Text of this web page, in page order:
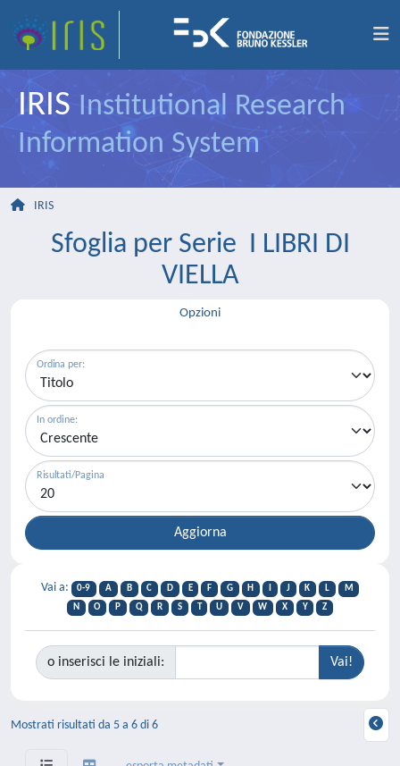
IRIS Institutional Research
Information System
IRIS
Sfoglia per Serie I LIBRI DI
VIELLA
Opzioni
Ordina per:
In ordine:
Risultati/Pagina
Vai a: 0-9 A B C D E F G H J K L
M
N
O P Q R S T U V W X Y Z
o inserisci le iniziali:
Mostrati risultati da 5 a 6 di 6